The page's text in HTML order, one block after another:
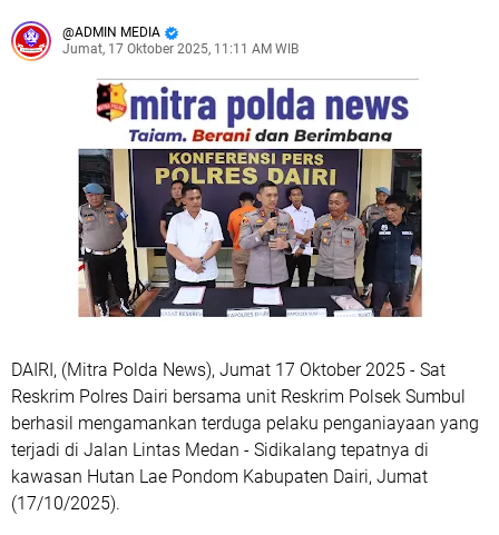
ADMIN MEDIA
Jumat, 17 Oktober 2025, 11:11 AM WIB
DAIRI, (Mitra Polda News), Jumat 17 Oktober 2025 - Sat
Reskrim Polres Dairi bersama unit Reskrim Polsek Sumbul
berhasil mengamankan terduga pelaku penganiayaan yang
terjadi di Jalan Lintas Medan - Sidikalang tepatnya di
kawasan Hutan Lae Pondom Kabupaten Dairi, Jumat
(17/10/2025).